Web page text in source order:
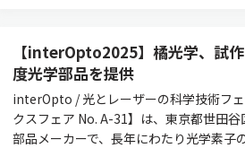
【interOpto2025】橘光学、試
度光学部品を提供
interOpto / 光とレーザーの科学技術フ
クスフェア No. A-31】は、東京都世田
部品メーカーで、長年にわたり光学素子